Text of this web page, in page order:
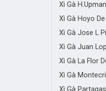
Xì Gà
Xì Gà Hoyo
Xì Gà Jose L
Xì Gà Juan
Xì Gà La Flor
Xì Gà
Xì Gà Partagas